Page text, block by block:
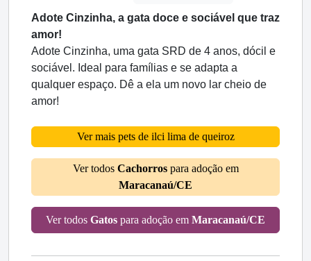
Adote Cinzinha, a gata doce e sociável que traz
amor!
Adote Cinzinha, uma gata SRD de 4 anos, dócil e
sociável. Ideal para famílias e se adapta a
qualquer espaço. Dê a ela um novo lar cheio de
amor!
Ver mais pets de ilci lima de queiroz
Ver todos Cachorrospara adoção em
Maracanaú/CE
Ver todos Gatos para adoção em Maracanaú/CE